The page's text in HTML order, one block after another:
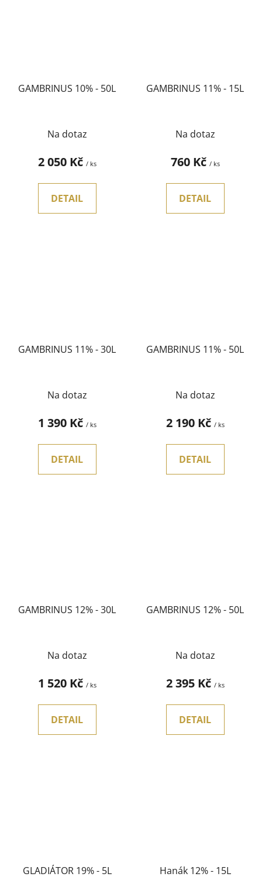
GAMBRINUS 10% - 50L
Na dotaz
2 050 Kč / ks
DETAIL
GAMBRINUS 11% - 15L
Na dotaz
760 Kč / ks
DETAIL
GAMBRINUS 11% - 30L
Na dotaz
1 390 Kč / ks
DETAIL
GAMBRINUS 11% - 50L
Na dotaz
2 190 Kč / ks
DETAIL
GAMBRINUS 12% - 30L
Na dotaz
1 520 Kč / ks
DETAIL
GAMBRINUS 12% - 50L
Na dotaz
2 395 Kč / ks
DETAIL
GLADIÁTOR 19% - 5L Hanák 12% - 15L